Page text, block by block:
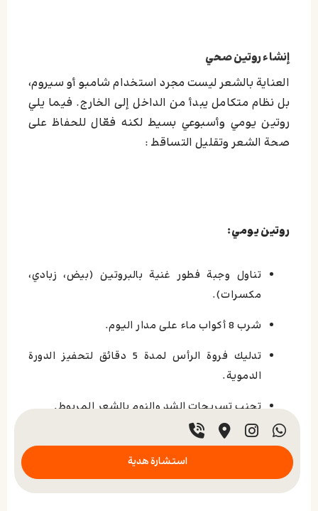
إنشاء روتين صحي
العناية بالشعر ليست مجرد استخدام شامبو أو سيروم،
بل نظام متكامل يبدأ من الداخل إلى الخارج. فيما يلي
روتين يومي وأسبوعي بسيط لكنه فعّال للحفاظ على
صحة الشعر وتقليل التساقط :
روتين يومي:
تناول وجبة فطور غنية بالبروتين (بيض، زبادي،
مكسرات).
شرب 8 أكواب ماء على مدار اليوم.
تدليك فروة الرأس لمدة 5 دقائق لتحفيز الدورة
الدموية.
تجنب تسريحات الشد والنوم بالشعر المربوط.
روتين أسبوعي:
استشارة هدية